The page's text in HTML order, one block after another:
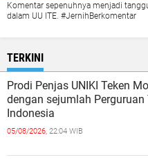
Komentar sepenuhnya menjadi
dalam UU ITE. #JernihBerkomentar
TERKINI
Prodi Penjas UNIKI Teken
dengan sejumlah Perguruan
Indonesia
05/08/2026, 22:04 WIB